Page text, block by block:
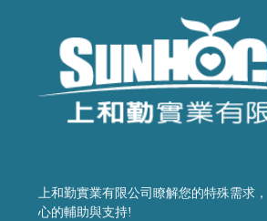
上和勤實業有限公司瞭解您的特殊需求
心的輔助與支持!